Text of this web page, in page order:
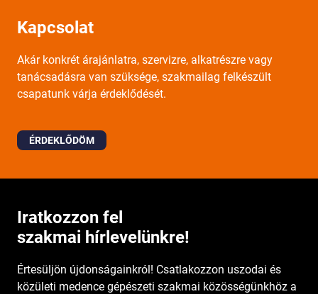
Kapcsolat
Akár konkrét árajánlatra, szervizre, alkatrészre vagy
tanácsadásra van szüksége, szakmailag felkészült
csapatunk várja érdeklődését.
ÉRDEKLŐDÖM
Iratkozzon fel
szakmai hírlevelünkre!
Értesüljön újdonságainkról! Csatlakozzon uszodai és
közületi medence gépészeti szakmai közösségünkhöz a